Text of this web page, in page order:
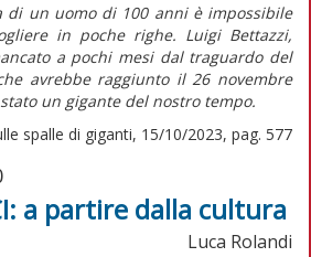
di un uomo di 100 anni è impossibile
in poche righe. Luigi Bettazzi,
a pochi mesi dal traguardo del
avrebbe raggiunto il 26 novembre
un gigante del nostro tempo.
spalle di giganti, 15/10/2023, pag. 577
a partire dalla cultura
Luca Rolandi